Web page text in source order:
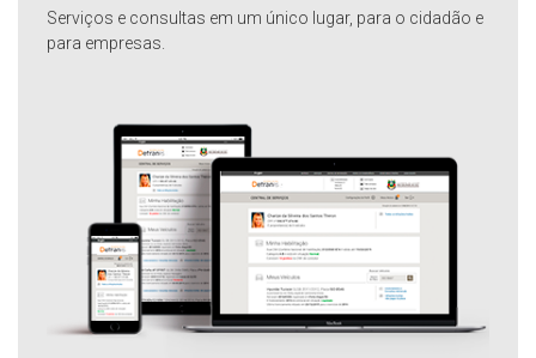
Serviços e consultas em um único lugar, para o cidadão e
para empresas.